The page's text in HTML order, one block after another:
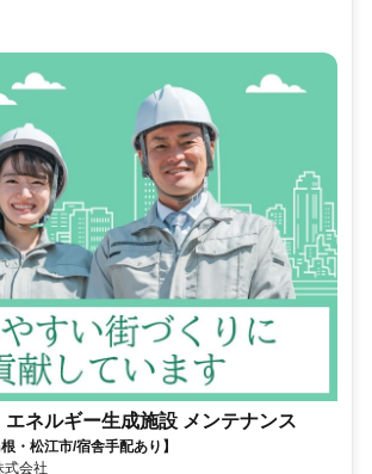
ネルギー生成施設 メンテナンス
・松江市/宿舎手配あり】
式会社